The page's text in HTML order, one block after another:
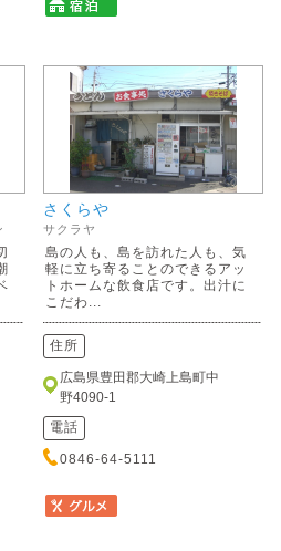
さくらや
サクラヤ
島の人も、島を訪れた人も、気
軽に立ち寄ることのできるアッ
トホームな飲食店です。出汁に
こだわ...
住所
広島県豊田郡大崎上島町中
野4090-1
電話
0846-64-5111